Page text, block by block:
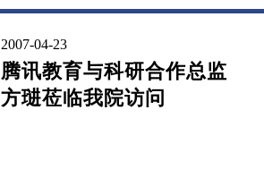
2007-04-23
腾讯教育与科研合作总监
方琎莅临我院访问